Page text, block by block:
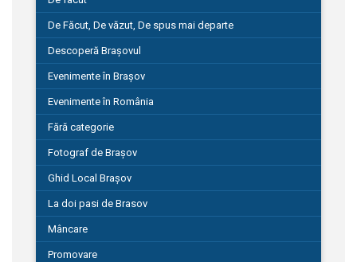
De Făcut, De văzut, De spus mai departe
Descoperă Brașovul
Evenimente în Brașov
Evenimente în România
Fără categorie
Fotograf de Brașov
Ghid Local Brașov
La doi pasi de Brasov
Mâncare
Promovare